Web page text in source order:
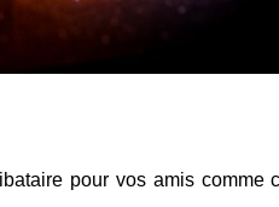
pour vos amis comme